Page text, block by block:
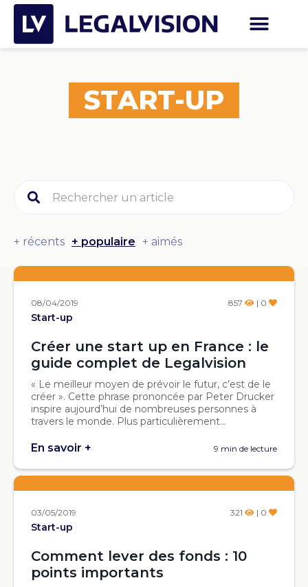
START-UP
+ récents + populaire + aimés
08/04/2019 857 | 0
Start-up
Créer une start up en France : le
guide complet de Legalvision
« Le meilleur moyen de prévoir le futur, c’est de le
créer ». Cette phrase prononcée par Peter Drucker
inspire aujourd’hui de nombreuses personnes à
travers le monde. Plus particulièrement...
En savoir + 9 min de lecture
03/05/2019 321 | 0
Start-up
Comment lever des fonds : 10
points importants